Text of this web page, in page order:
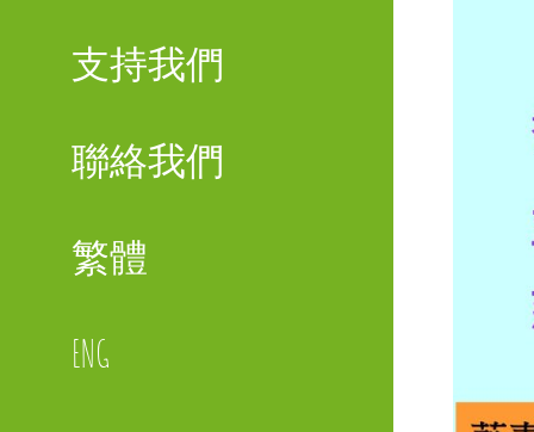
支持我們
聯絡我們
繁體
ENG